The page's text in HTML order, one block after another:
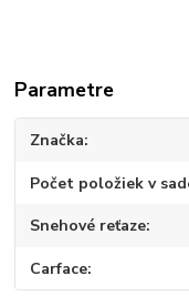
Parametre
Značka
Počet položiek v
Snehové reťaze
Carface